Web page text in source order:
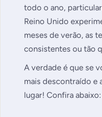
todo o ano,
Reino Unido
meses de verão, as
consistentes ou tão
A verdade é que se
mais descontraído e
lugar! Confira abaixo: